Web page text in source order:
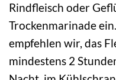
Rindfleisch oder
Trockenmarinade
empfehlen wir, das
mindestens 2